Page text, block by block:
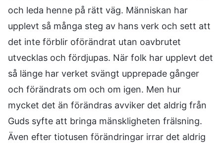
och leda henne på rätt väg. Människan har
upplevt så många steg av hans verk och sett att
det inte förblir oförändrat utan oavbrutet
utvecklas och fördjupas. När folk har upplevt det
så länge har verket svängt upprepade gånger
och förändrats om och om igen. Men hur
mycket det än förändras avviker det aldrig från
Guds syfte att bringa mänskligheten frälsning.
Även efter tiotusen förändringar irrar det aldrig